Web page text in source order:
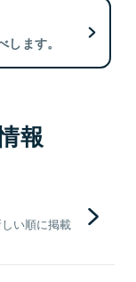
ます。
報
い順に掲載